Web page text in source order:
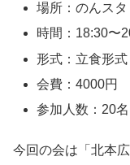
場所：のんスタ
時間：18:30〜
形式：立食形
会費：4000円
参加人数：20名
今回の会は「北本